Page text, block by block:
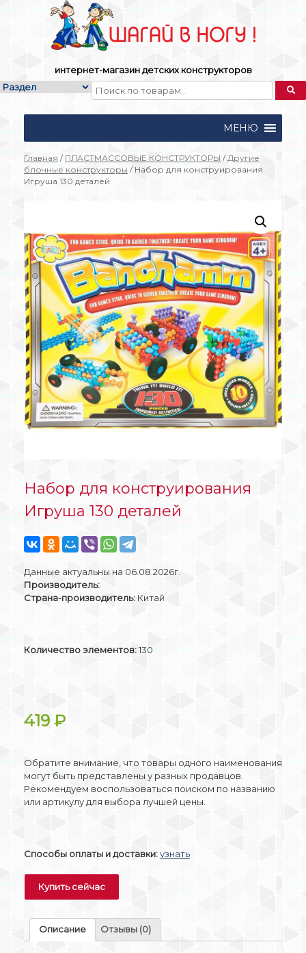
интернет-магазин детских конструкторов
МЕНЮ
Главная / ПЛАСТМАССОВЫЕ КОНСТРУКТОРЫ / Другие
блочные конструкторы / Набор для конструирования
Игруша 130 деталей
Набор для конструирования
Игруша 130 деталей
Данные актуальны на 06.08.2026г.
Производитель:
Страна-производитель: Китай
Количество элементов:130
419 ₽
Обратите внимание, что товары одного наименования
могут быть представлены у разных продавцов.
Рекомендуем воспользоваться поиском по названию
или артикулу для выбора лучшей цены.
Способы оплаты и доставки:узнать
Купить сейчас
Описание Отзывы (0)